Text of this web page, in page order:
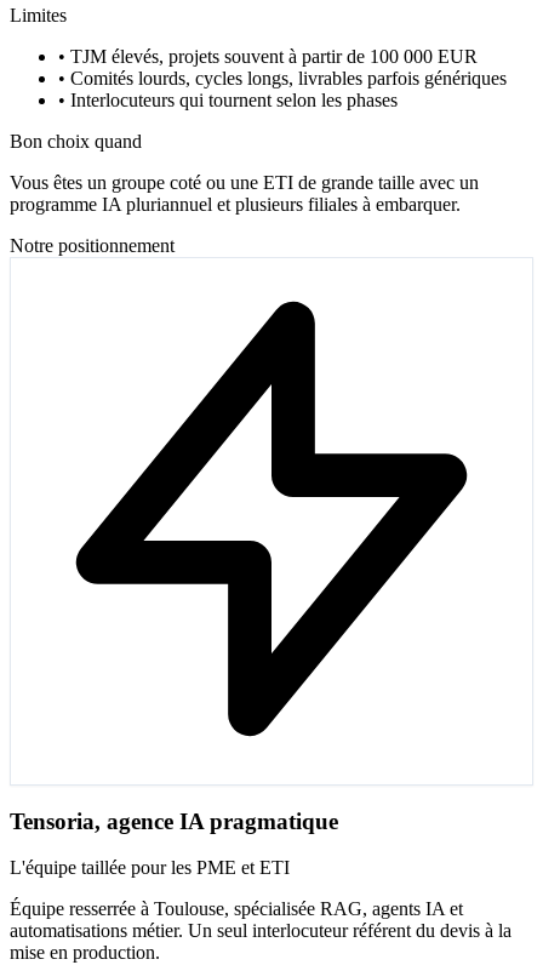
Limites
• TJM élevés, projets souvent à partir de 100 000 EUR
• Comités lourds, cycles longs, livrables parfois génériques
• Interlocuteurs qui tournent selon les phases
Bon choix quand
Vous êtes un groupe coté ou une ETI de grande taille avec un
programme IA pluriannuel et plusieurs filiales à embarquer.
Notre positionnement
Tensoria, agence IA pragmatique
L'équipe taillée pour les PME et ETI
Équipe resserrée à Toulouse, spécialisée RAG, agents IA et
automatisations métier. Un seul interlocuteur référent du devis à la
mise en production.